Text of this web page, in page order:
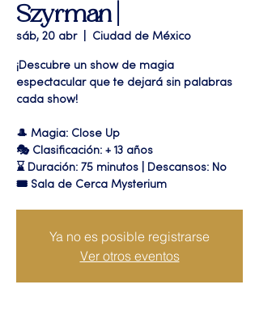
Szyrman |
sáb, 20 abr
  |
Ciudad de México
¡Descubre un show de magia
espectacular que te dejará sin palabras
cada show!
🎩 Magia: Close Up
🎭 Clasificación: + 13 años
⌛ Duración: 75 minutos | Descansos: No
🎟 Sala de Cerca Mysterium
Ya no es posible registrarse
Ver otros eventos